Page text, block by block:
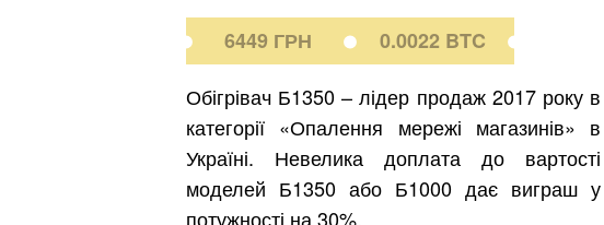
6449 ГРН
0.0022 BTC
Обігрівач Б1350 – лідер продаж 2017 року в
категорії «Опалення мережі магазинів» в
Україні. Невелика доплата до вартості
моделей Б1350 або Б1000 дає виграш у
потужності на 30%.